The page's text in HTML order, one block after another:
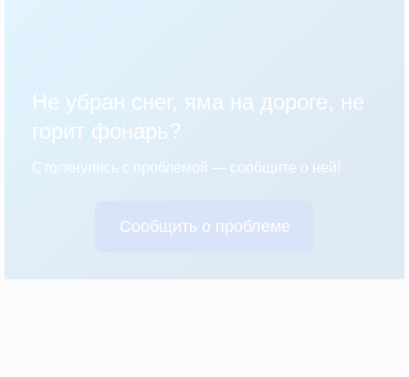
Не убран снег, яма на дороге, не
горит фонарь?
Столкнулись с проблемой — сообщите о ней!
Сообщить о проблеме